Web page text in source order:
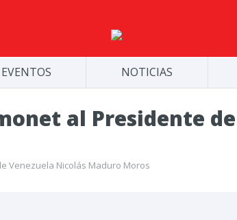
EVENTOS NOTICIAS
al Presidente
Venezuela Nicolás Maduro Moros